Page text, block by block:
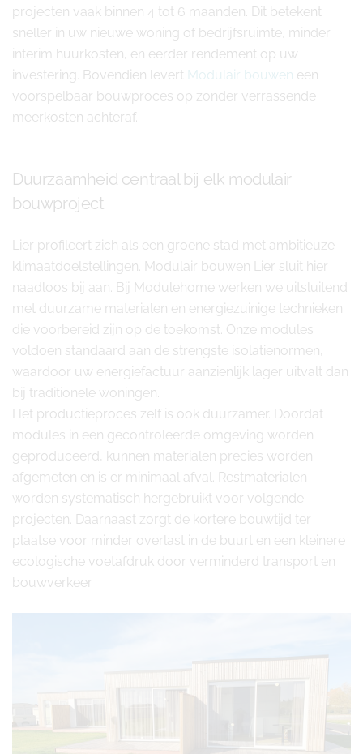
projecten vaak binnen 4 tot 6 maanden. Dit betekent
sneller in uw nieuwe woning of bedrijfsruimte, minder
interim huurkosten, en eerder rendement op uw
investering. Bovendien levert Modulair bouwen een
voorspelbaar bouwproces op zonder verrassende
meerkosten achteraf.
Duurzaamheid centraal bij elk modulair
bouwproject
Lier profileert zich als een groene stad met ambitieuze
klimaatdoelstellingen. Modulair bouwen Lier sluit hier
naadloos bij aan. Bij Modulehome werken we uitsluitend
met duurzame materialen en energiezuinige technieken
die voorbereid zijn op de toekomst. Onze modules
voldoen standaard aan de strengste isolatienormen,
waardoor uw energiefactuur aanzienlijk lager uitvalt dan
bij traditionele woningen.
Het productieproces zelf is ook duurzamer. Doordat
modules in een gecontroleerde omgeving worden
geproduceerd, kunnen materialen precies worden
afgemeten en is er minimaal afval. Restmaterialen
worden systematisch hergebruikt voor volgende
projecten. Daarnaast zorgt de kortere bouwtijd ter
plaatse voor minder overlast in de buurt en een kleinere
ecologische voetafdruk door verminderd transport en
bouwverkeer.